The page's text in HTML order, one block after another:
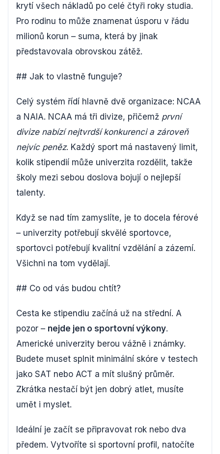
krytí všech nákladů po celé čtyři roky studia.
Pro rodinu to může znamenat úsporu v řádu
milionů korun – suma, která by jinak
představovala obrovskou zátěž.
## Jak to vlastně funguje?
Celý systém řídí hlavně dvě organizace: NCAA
a NAIA. NCAA má tři divize, přičemž první
divize nabízí nejtvrdší konkurenci a zároveň
nejvíc peněz. Každý sport má nastavený limit,
kolik stipendií může univerzita rozdělit, takže
školy mezi sebou doslova bojují o nejlepší
talenty.
Když se nad tím zamyslíte, je to docela férové
– univerzity potřebují skvělé sportovce,
sportovci potřebují kvalitní vzdělání a zázemí.
Všichni na tom vydělají.
## Co od vás budou chtít?
Cesta ke stipendiu začíná už na střední. A
pozor – nejde jen o sportovní výkony.
Americké univerzity berou vážně i známky.
Budete muset splnit minimální skóre v testech
jako SAT nebo ACT a mít slušný průměr.
Zkrátka nestačí být jen dobrý atlet, musíte
umět i myslet.
Ideální je začít se připravovat rok nebo dva
předem. Vytvoříte si sportovní profil, natočíte